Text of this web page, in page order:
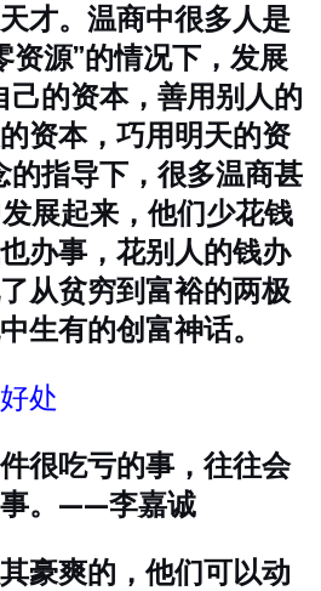
才。温商中很多人是
资源”的情况下，发展
己的资本，善用别人的
资本，巧用明天的资
的指导下，很多温商甚
展起来，他们少花钱
办事，花别人的钱办
从贫穷到富裕的两极
生有的创富神话。
处
很吃亏的事，往往会
。——李嘉诚
豪爽的，他们可以动